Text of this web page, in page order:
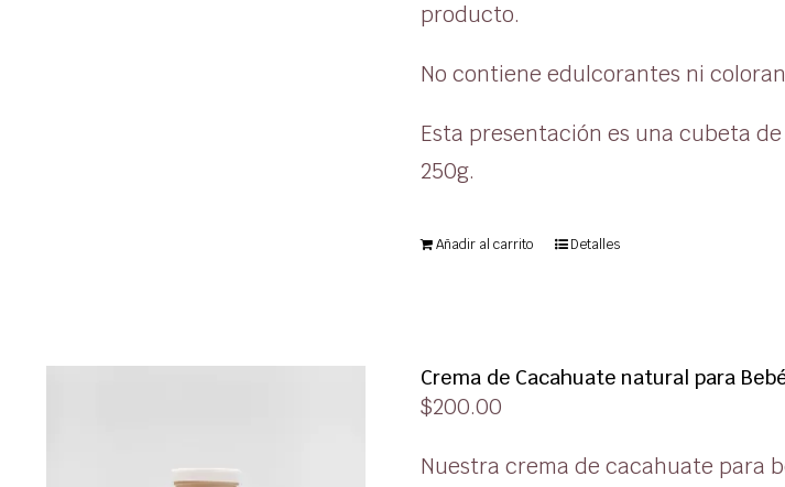
producto.
No contiene edulcorantes ni
Esta presentación es una cubeta
250g.
Añadir al carrito Detalles
Crema de Cacahuate natural para
$200.00
Nuestra crema de cacahuate para